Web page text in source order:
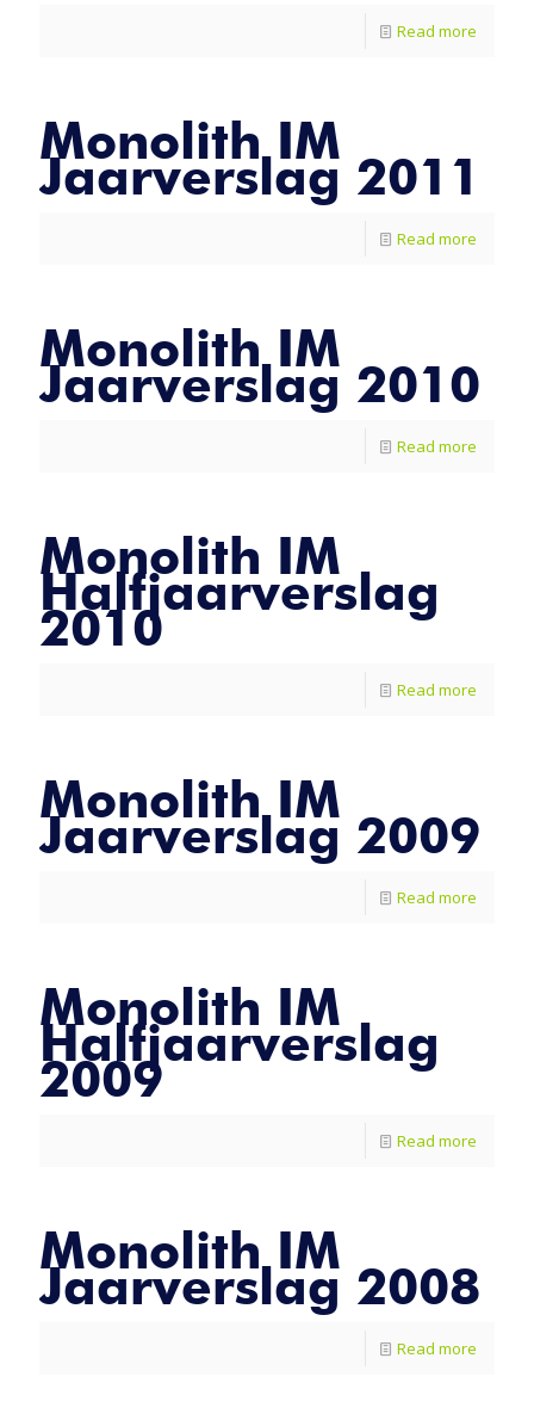
Read more
Monolith IM
Jaarverslag 2011
Read more
Monolith IM
Jaarverslag 2010
Read more
Monolith IM
Halfjaarverslag
2010
Read more
Monolith IM
Jaarverslag 2009
Read more
Monolith IM
Halfjaarverslag
2009
Read more
Monolith IM
Jaarverslag 2008
Read more